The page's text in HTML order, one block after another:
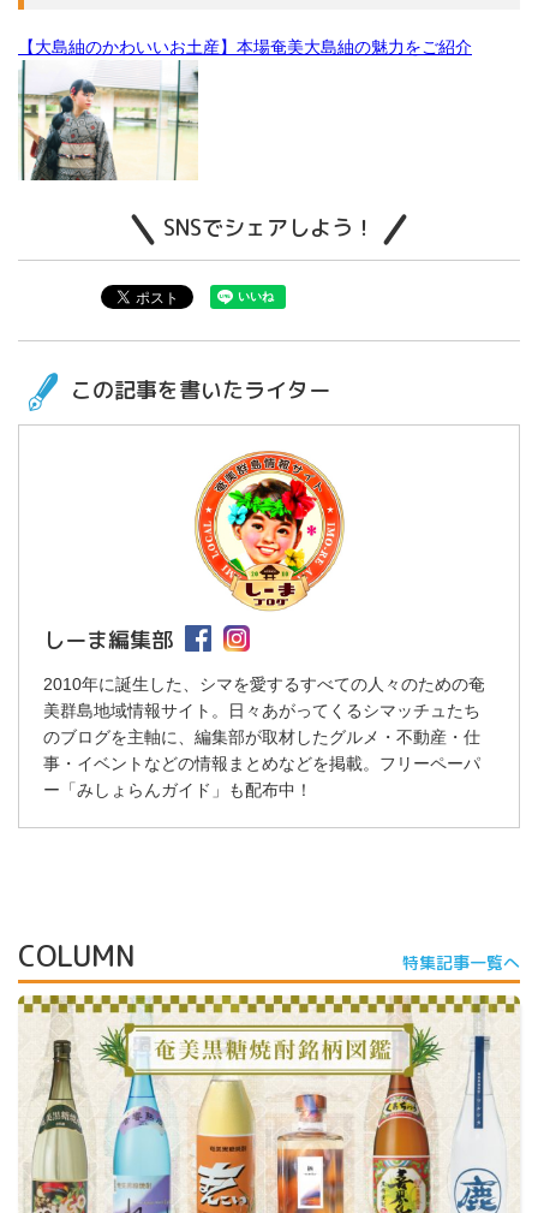
【大島紬のかわいいお土産】本場奄美大島紬の魅力をご紹介
SNSでシェアしよう！
この記事を書いたライター
しーま編集部
2010年に誕生した、シマを愛するすべての人々のための奄
美群島地域情報サイト。日々あがってくるシマッチュたち
のブログを主軸に、編集部が取材したグルメ・不動産・仕
事・イベントなどの情報まとめなどを掲載。フリーペーパ
ー「みしょらんガイド」も配布中！
COLUMN 特集記事一覧へ